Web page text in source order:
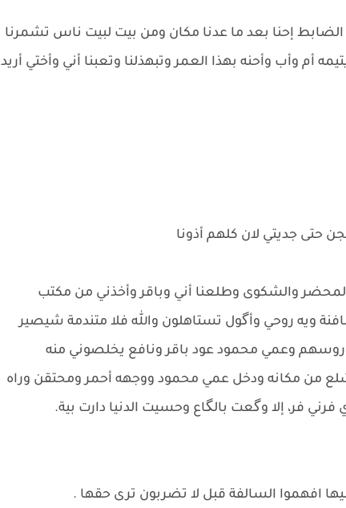
إحنا بعد ما عدنا مكان ومن بيت لبيت ناس تشمرنا
أم وأب وأحنه بهذا العمر وتبهذلنا وتعبنا أني وأختي أريد
حتى جديتي لان كلهم أذونا
والشكوى وطلعنا أني وباقر وأخذني من مكتب
ويه روحي وأگول تستاهلون والله فلا متندمة شيصير
وعمي محمود عود باقر ونافع يخلصوني منه
من مكانه ودخل عمي محمود ووجهه أحمر ومحتقن وراه
فر، إلا وگعت بالگاع وحسيت الدنيا دارت بية.
افهموا السالفة قبل لا تضربون ترى حقها .